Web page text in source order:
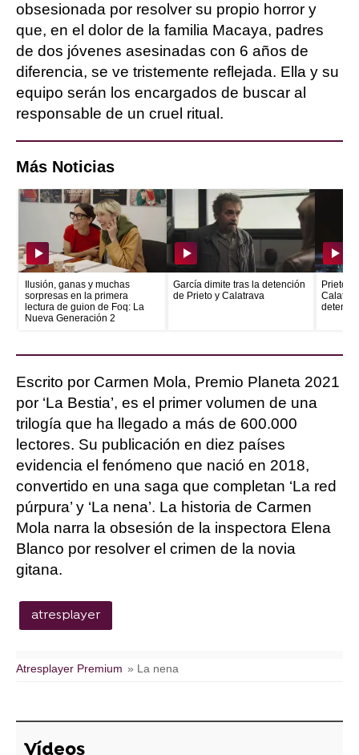
obsesionada por resolver su propio horror y
que, en el dolor de la familia Macaya, padres
de dos jóvenes asesinadas con 6 años de
diferencia, se ve tristemente reflejada. Ella y su
equipo serán los encargados de buscar al
responsable de un cruel ritual.
Más Noticias
Ilusión, ganas y muchas
sorpresas en la primera
lectura de guion de Foq: La
Nueva Generación 2
García dimite tras la detención
de Prieto y Calatrava
Prieto
Escrito por Carmen Mola, Premio Planeta 2021
por ‘La Bestia’, es el primer volumen de una
trilogía que ha llegado a más de 600.000
lectores. Su publicación en diez países
evidencia el fenómeno que nació en 2018,
convertido en una saga que completan ‘La red
púrpura’ y ‘La nena’. La historia de Carmen
Mola narra la obsesión de la inspectora Elena
Blanco por resolver el crimen de la novia
gitana.
atresplayer
Atresplayer Premium » La nena